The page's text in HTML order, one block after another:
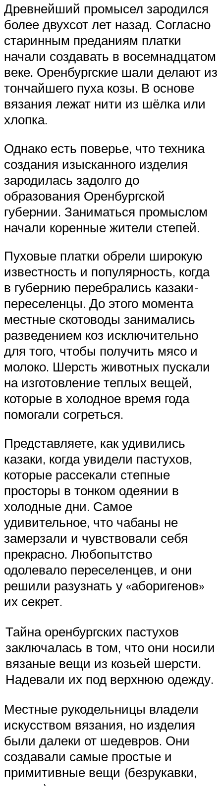
Древнейший промысел зародился
более двухсот лет назад. Согласно
старинным преданиям платки
начали создавать в восемнадцатом
веке. Оренбургские шали делают из
тончайшего пуха козы. В основе
вязания лежат нити из шёлка или
хлопка.
Однако есть поверье, что техника
создания изысканного изделия
зародилась задолго до
образования Оренбургской
губернии. Заниматься промыслом
начали коренные жители степей.
Пуховые платки обрели широкую
известность и популярность, когда
в губернию перебрались казаки-
переселенцы. До этого момента
местные скотоводы занимались
разведением коз исключительно
для того, чтобы получить мясо и
молоко. Шерсть животных пускали
на изготовление теплых вещей,
которые в холодное время года
помогали согреться.
Представляете, как удивились
казаки, когда увидели пастухов,
которые рассекали степные
просторы в тонком одеянии в
холодные дни. Самое
удивительное, что чабаны не
замерзали и чувствовали себя
прекрасно. Любопытство
одолевало переселенцев, и они
решили разузнать у «аборигенов»
их секрет.
Тайна оренбургских пастухов
заключалась в том, что они носили
вязаные вещи из козьей шерсти.
Надевали их под верхнюю одежду.
Местные рукодельницы владели
искусством вязания, но изделия
были далеки от шедевров. Они
создавали самые простые и
примитивные вещи (безрукавки,